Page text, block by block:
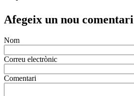
Afegeix un nou comentari
Nom
Correu electrònic
Comentari